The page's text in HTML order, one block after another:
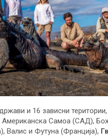
и 16 зависни
Американска Самоа (САД),
Валис и Футуна (Франција),